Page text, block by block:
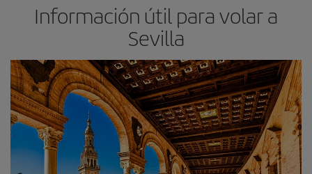
Información útil para volar a
Sevilla